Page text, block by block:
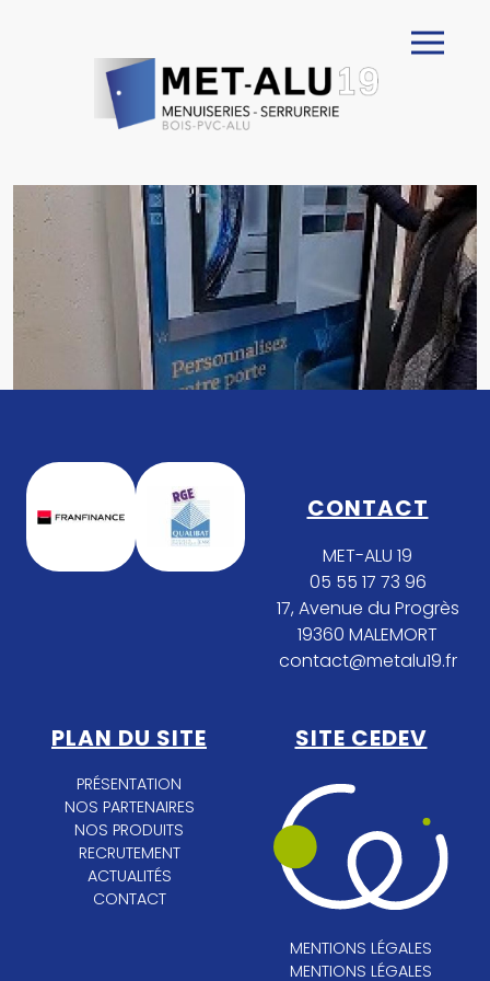
CONTACT
MET-ALU 19
05 55 17 73 96
17, Avenue du Progrès
19360 MALEMORT
contact@metalu19.fr
PLAN DU SITE
PRÉSENTATION
NOS PARTENAIRES
NOS PRODUITS
RECRUTEMENT
ACTUALITÉS
CONTACT
SITE CEDEV
MENTIONS LÉGALES
MENTIONS LÉGALES